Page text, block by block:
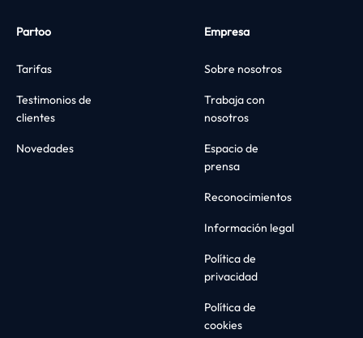
Partoo
Tarifas
Testimonios de
clientes
Novedades
Empresa
Sobre nosotros
Trabaja con
nosotros
Espacio de
prensa
Reconocimientos
Información legal
Política de
privacidad
Política de
cookies